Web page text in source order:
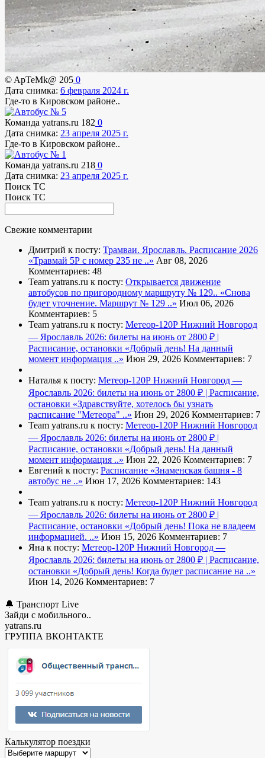
© ApTeMk@ 205 0
Дата снимка: 6 февраля 2024 г.
Где-то в Кировском районе..
Команда yatrans.ru 182 0
Дата снимка: 23 апреля 2025 г.
Где-то в Кировском районе..
Команда yatrans.ru 218 0
Дата снимка: 23 апреля 2025 г.
Поиск ТС
Поиск ТС
Свежие комментарии
Дмитрий к посту: Трамваи. Ярославль. Расписание 2026
«Травмай 5Р с номер 235 не ..» Авг 08, 2026
Комментариев: 48
Team yatrans.ru к посту: Открывается движение
автобусов по пригородному маршруту № 129.. «Снова
будет уточнение. Маршрут № 129 ..» Июл 06, 2026
Комментариев: 5
Team yatrans.ru к посту: Метеор-120Р Нижний Новгород
— Ярославль 2026: билеты на июнь от 2800 ₽ |
Расписание, остановки «Добрый день! На данный
момент информация ..» Июн 29, 2026 Комментариев: 7
Наталья к посту: Метеор-120Р Нижний Новгород —
Ярославль 2026: билеты на июнь от 2800 ₽ | Расписание,
остановки «Здравствуйте, хотелось бы узнать
расписание "Метеора" ..» Июн 29, 2026 Комментариев: 7
Team yatrans.ru к посту: Метеор-120Р Нижний Новгород
— Ярославль 2026: билеты на июнь от 2800 ₽ |
Расписание, остановки «Добрый день! На данный
момент информация ..» Июн 22, 2026 Комментариев: 7
Евгений к посту: Расписание «Знаменская башня - 8
автобус не ..» Июн 17, 2026 Комментариев: 143
Team yatrans.ru к посту: Метеор-120Р Нижний Новгород
— Ярославль 2026: билеты на июнь от 2800 ₽ |
Расписание, остановки «Добрый день! Пока не владеем
информацией. ..» Июн 15, 2026 Комментариев: 7
Яна к посту: Метеор-120Р Нижний Новгород —
Ярославль 2026: билеты на июнь от 2800 ₽ | Расписание,
остановки «Добрый день! Когда будет расписание на ..»
Июн 14, 2026 Комментариев: 7
🔔 Транспорт Live
Зайди с мобильного..
yatrans.ru
ГРУППА ВКОНТАКТЕ
Калькулятор поездки